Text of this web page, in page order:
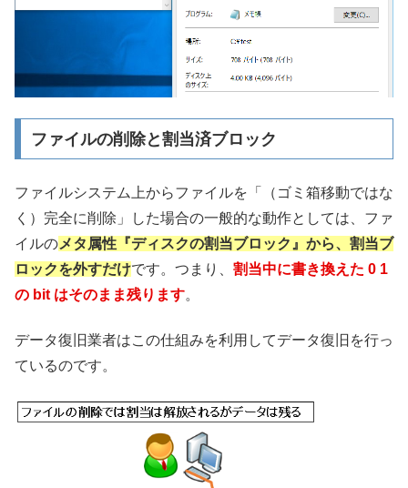
ファイルの削除と割当済ブロック
ファイルシステム上からファイルを「（ゴミ箱移動ではな
く）完全に削除」した場合の一般的な動作としては、ファ
イルのメタ属性『ディスクの割当ブロック』から、割当ブ
ロックを外すだけです。つまり、 割当中に書き換えた 0 1
の bit はそのまま残ります。
データ復旧業者はこの仕組みを利用してデータ復旧を行っ
ているのです。